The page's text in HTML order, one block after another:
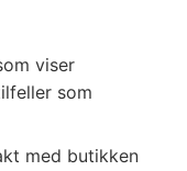
viser
som
med butikken